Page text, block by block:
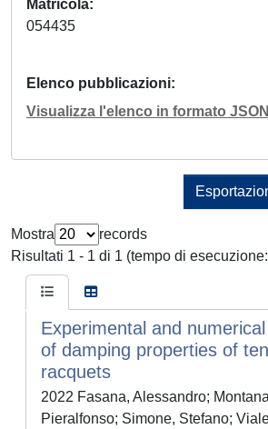
Matricola
054435
Elenco pubblicazioni
Visualizza l'elenco in formato JSON
Mostra
records
Risultati 1 - 1 di 1 (tempo di
Experimental and
of damping properties of
racquets
2022 Fasana, Alessandro;
Pieralfonso; Simone, Stefano;